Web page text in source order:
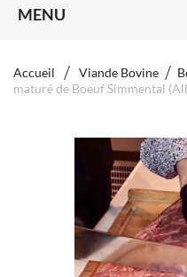
MENU
Accueil Viande Bovine
maturé de Boeuf Simmental